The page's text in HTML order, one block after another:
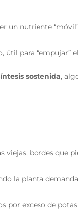
nutriente
para “empujar”
sostenida,
bordes que
la planta
por exceso de